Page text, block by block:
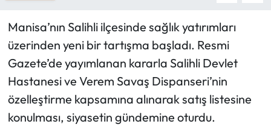
Manisa’nın Salihli ilçesinde sağlık yatırımları
üzerinden yeni bir tartışma başladı. Resmi
Gazete’de yayımlanan kararla Salihli Devlet
Hastanesi ve Verem Savaş Dispanseri’nin
özelleştirme kapsamına alınarak satış listesine
konulması, siyasetin gündemine oturdu.